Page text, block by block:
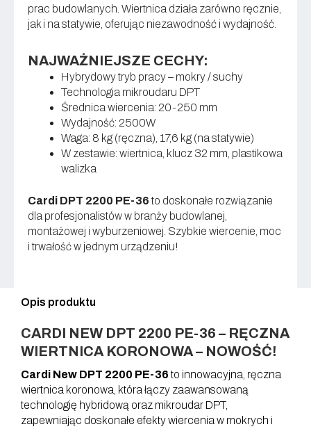
prac budowlanych. Wiertnica działa zarówno ręcznie,
jak i na statywie, oferując niezawodność i wydajność.
NAJWAŻNIEJSZE CECHY:
Hybrydowy tryb pracy – mokry / suchy
Technologia mikroudaru DPT
Średnica wiercenia: 20-250 mm
Wydajność: 2500W
Waga: 8 kg (ręczna), 17,6 kg (na statywie)
W zestawie: wiertnica, klucz 32 mm, plastikowa
walizka
Cardi DPT 2200 PE-36to doskonałe rozwiązanie
dla profesjonalistów w branży budowlanej,
montażowej i wyburzeniowej. Szybkie wiercenie, moc
i trwałość w jednym urządzeniu!
Opis produktu
CARDI NEW DPT 2200 PE-36 – RĘCZNA
WIERTNICA KORONOWA – NOWOŚĆ!
Cardi New DPT 2200 PE-36to innowacyjna, ręczna
wiertnica koronowa, która łączy zaawansowaną
technologię hybridową oraz mikroudar DPT,
zapewniając doskonałe efekty wiercenia w mokrych i